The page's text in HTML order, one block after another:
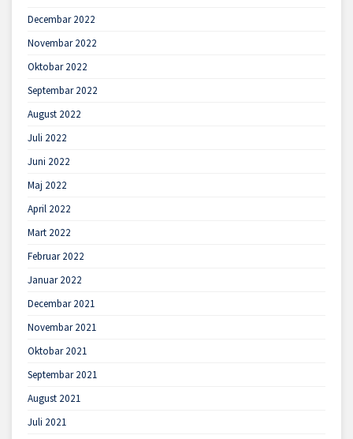
Decembar 2022
Novembar 2022
Oktobar 2022
Septembar 2022
August 2022
Juli 2022
Juni 2022
Maj 2022
April 2022
Mart 2022
Februar 2022
Januar 2022
Decembar 2021
Novembar 2021
Oktobar 2021
Septembar 2021
August 2021
Juli 2021